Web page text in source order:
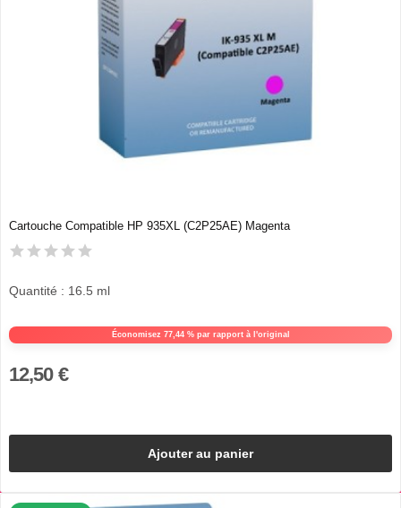
Cartouche Compatible HP 935XL (C2P25AE) Magenta
Économisez 77,44 % par rapport à l'original
Quantité : 16.5 ml
12,50 €
Ajouter au panier